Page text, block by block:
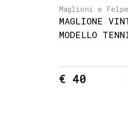
Maglioni e Felpe
MAGLIONE
MODELLO
€ 40